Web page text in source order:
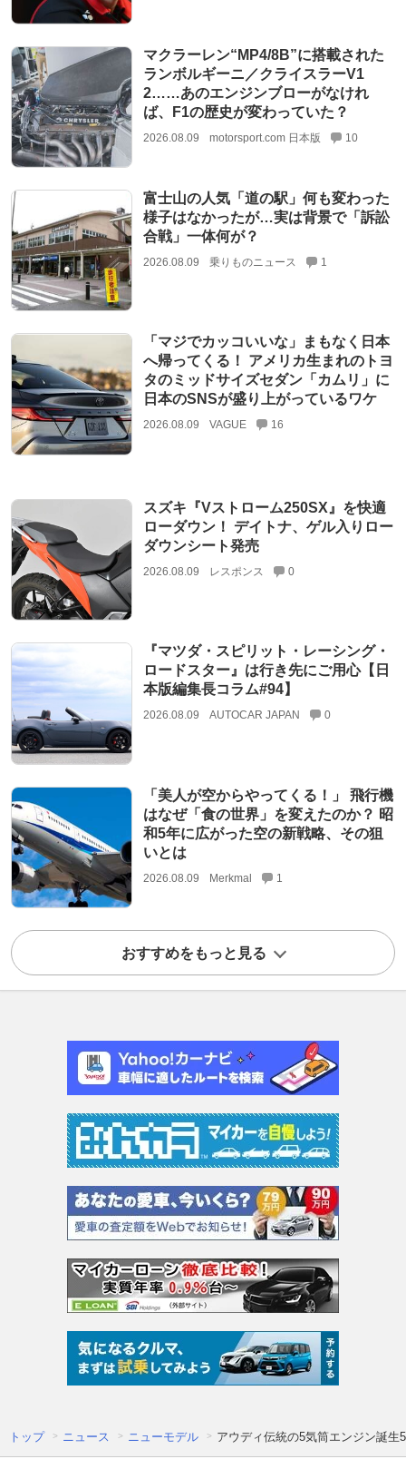
マクラーレン“MP4/8B”に搭載された
ランボルギーニ／クライスラーV1
2……あのエンジンブローがなけれ
ば、F1の歴史が変わっていた？
2026.08.09 motorsport.com 日本版 10
富士山の人気「道の駅」何も変わった
様子はなかったが…実は背景で「訴訟
合戦」一体何が？
2026.08.09 乗りものニュース 1
「マジでカッコいいな」まもなく日本
へ帰ってくる！ アメリカ生まれのトヨ
タのミッドサイズセダン「カムリ」に
日本のSNSが盛り上がっているワケ
2026.08.09 VAGUE 16
スズキ『Vストローム250SX』を快適
ローダウン！ デイトナ、ゲル入りロー
ダウンシート発売
2026.08.09 レスポンス 0
『マツダ・スピリット・レーシング・
ロードスター』は行き先にご用心【日
本版編集長コラム#94】
2026.08.09 AUTOCAR JAPAN 0
「美人が空からやってくる！」 飛行機
はなぜ「食の世界」を変えたのか？ 昭
和5年に広がった空の新戦略、その狙
いとは
2026.08.09 Merkmal 1
おすすめをもっと見る
トップ ニュース ニューモデル アウディ伝統の5気筒エンジン誕